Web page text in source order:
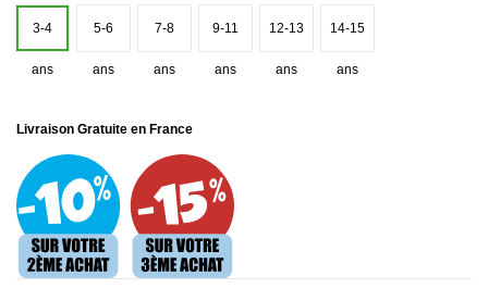
3-4
ans
5-6
ans
7-8
ans
9-11
ans
12-13
ans
14-15
ans
Livraison Gratuite en France